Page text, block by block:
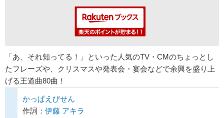
「あ、それ知ってる！」といった人気のTV・CMのちょっとし
たフレーズや、クリスマスや発表会・宴会などで余興を盛り上
げる王道曲80曲！
かっぱえびせん
作詞： 伊藤 アキラ